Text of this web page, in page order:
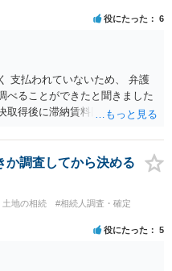
役にたった 6
支払われていないため、 弁護
べることができたと聞きました
得後に滞納賃料回収のため
りません。 残念ながら、事案
異なります。
か調査してから決める
土地の相続
#相続人調査・確定
役にたった 5